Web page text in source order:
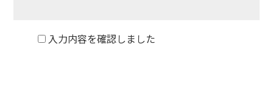
入力内容を確認しました